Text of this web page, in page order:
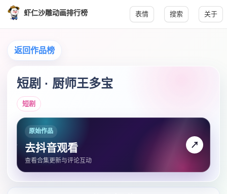
虾仁沙雕动画排行榜 表情 搜索 关于
返回作品榜
短剧 · 厨师王多宝
短剧
原始作品
去抖音观看
查看合集更新与评论互动
↗